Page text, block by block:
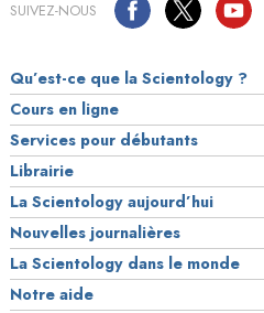
SUIVEZ-NOUS
Qu’est-ce que la Scientology ?
Cours en ligne
Services pour débutants
Librairie
La Scientology aujourd’hui
Nouvelles journalières
La Scientology dans le monde
Notre aide